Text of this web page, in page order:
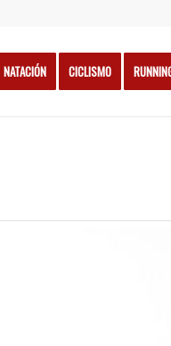
NATACIÓN CICLISMO